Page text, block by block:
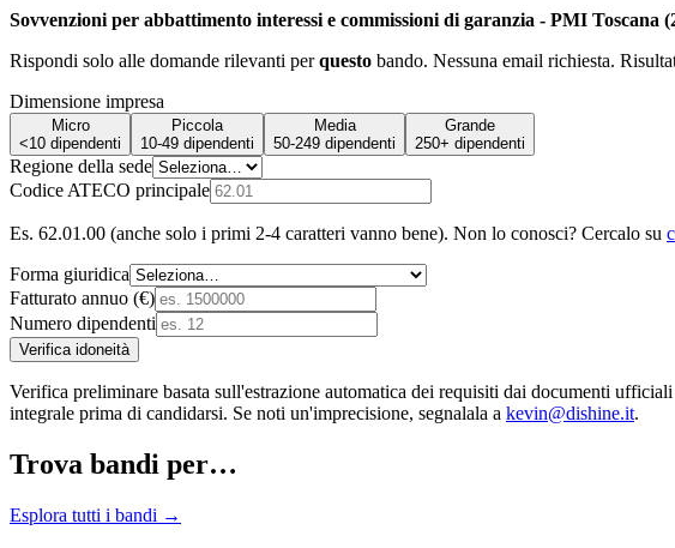
Sovvenzioni per abbattimento interessi e commissioni di garanzia - PMI Toscana
Rispondi solo alle domande rilevanti perquesto bando. Nessuna email richiesta.
Dimensione impresa
Micro
<10 dipendenti
Piccola
10-49 dipendenti
Media
50-249 dipendenti
Grande
250+ dipendenti
Regione della sede
Codice ATECO principale
Es. 62.01.00 (anche solo i primi 2-4 caratteri vanno bene). Non lo conosci? Cercalo su
Forma giuridica
Fatturato annuo (€)
Numero dipendenti
Verifica idoneità
Verifica preliminare basata sull'estrazione automatica dei requisiti dai documenti
integrale prima di candidarsi. Se noti un'imprecisione, segnalala a kevin@dishine.it.
Trova bandi per…
Esplora tutti i bandi →